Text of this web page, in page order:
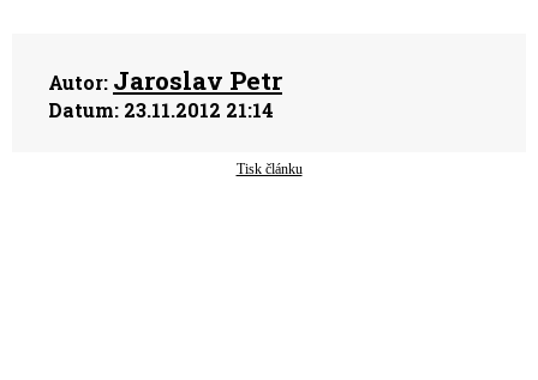
Autor: Jaroslav Petr
Datum: 23.11.2012 21:14
Tisk článku